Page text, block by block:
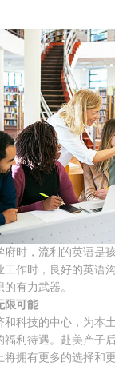
府时，流利的英语是
工作时，良好的英语
有力武器。
限可能
和科技的中心，为本
利待遇。赴美产子
拥有更多的选择和